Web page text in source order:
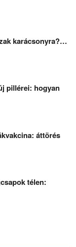
karácsonyra?…
pillérei: hogyan
áttörés
télen: